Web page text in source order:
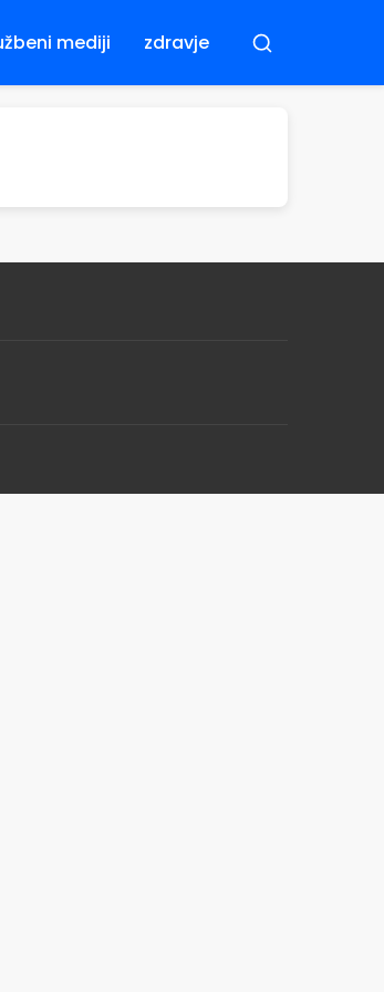
mediji zdravje Iskanje